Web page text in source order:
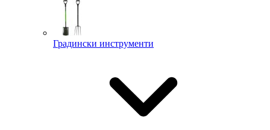
Градински инструменти